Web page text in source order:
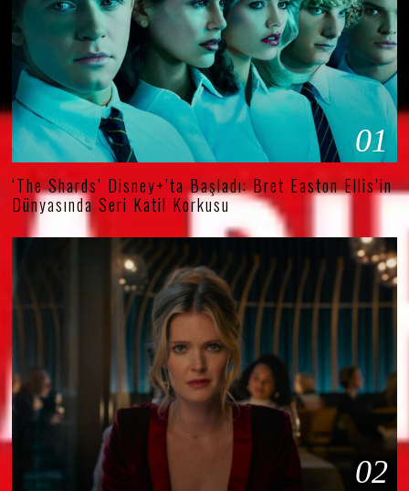
01
‘The Shards’ Disney+’ta Başladı: Bret Easton Ellis’in
Dünyasında Seri Katil Korkusu
02